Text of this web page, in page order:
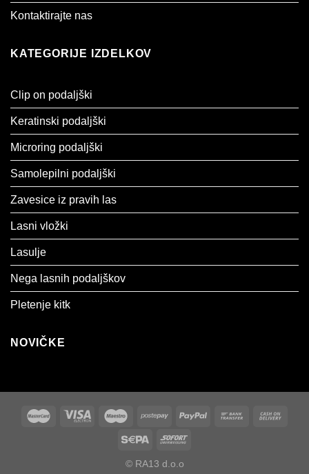
Kontaktirajte nas
KATEGORIJE IZDELKOV
Clip on podaljški
Keratinski podaljški
Microring podaljški
Samolepilni podaljški
Zavesice iz pravih las
Lasni vložki
Lasulje
Nega lasnih podaljškov
Pletenje kitk
NOVIČKE
© RA13 d.o.o